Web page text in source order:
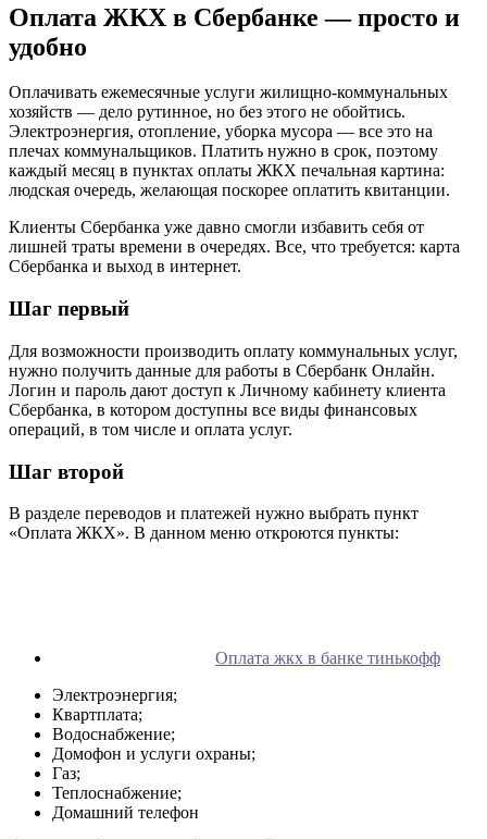
Оплата ЖКХ в Сбербанке — просто и
удобно
Оплачивать ежемесячные услуги жилищно-коммунальных
хозяйств — дело рутинное, но без этого не обойтись.
Электроэнергия, отопление, уборка мусора — все это на
плечах коммунальщиков. Платить нужно в срок, поэтому
каждый месяц в пунктах оплаты ЖКХ печальная картина:
людская очередь, желающая поскорее оплатить квитанции.
Клиенты Сбербанка уже давно смогли избавить себя от
лишней траты времени в очередях. Все, что требуется: карта
Сбербанка и выход в интернет.
Шаг первый
Для возможности производить оплату коммунальных услуг,
нужно получить данные для работы в Сбербанк Онлайн.
Логин и пароль дают доступ к Личному кабинету клиента
Сбербанка, в котором доступны все виды финансовых
операций, в том числе и оплата услуг.
Шаг второй
В разделе переводов и платежей нужно выбрать пункт
«Оплата ЖКХ». В данном меню откроются пункты:
Оплата жкх в банке тинькофф
Электроэнергия;
Квартплата;
Водоснабжение;
Домофон и услуги охраны;
Газ;
Теплоснабжение;
Домашний телефон